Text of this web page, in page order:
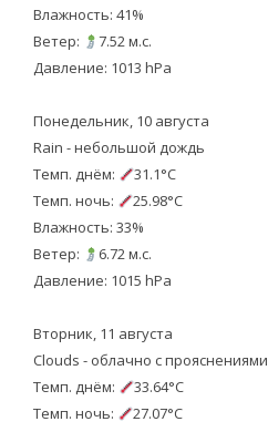
Влажность: 41%
Ветер:
7.52 м.с.
Давление: 1013 hPa
Понедельник, 10 августа
Rain - небольшой дождь
Темп. днём:
31.1°C
Темп. ночь:
25.98°C
Влажность: 33%
Ветер:
6.72 м.с.
Давление: 1015 hPa
Вторник, 11 августа
Clouds - облачно с прояснениями
Темп. днём:
33.64°C
Темп. ночь:
27.07°C